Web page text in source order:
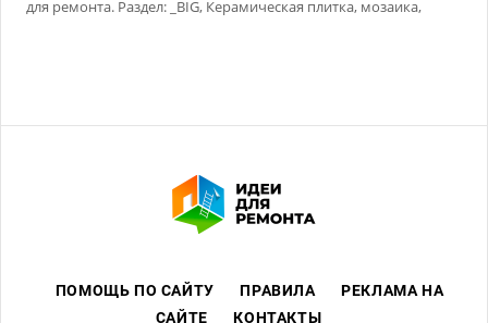
для ремонта. Раздел: _BIG, Керамическая плитка, мозаика,
ПОМОЩЬ ПО САЙТУ ПРАВИЛА
РЕКЛАМА НА
САЙТЕ
КОНТАКТЫ